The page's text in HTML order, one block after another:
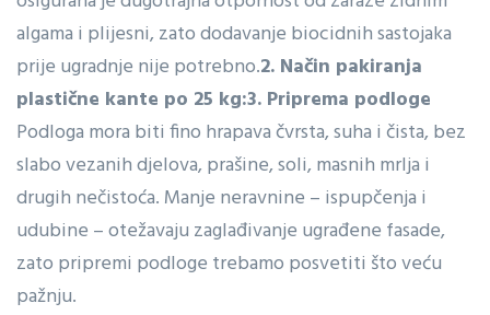
algama i plijesni, zato dodavanje biocidnih sastojaka
prije ugradnje nije potrebno.2. Način pakiranja
plastične kante po 25 kg:3. Priprema podloge
Podloga mora biti fino hrapava čvrsta, suha i čista, bez
slabo vezanih djelova, prašine, soli, masnih mrlja i
drugih nečistoća. Manje neravnine – ispupčenja i
udubine – otežavaju zaglađivanje ugrađene fasade,
zato pripremi podloge trebamo posvetiti što veću
pažnju.